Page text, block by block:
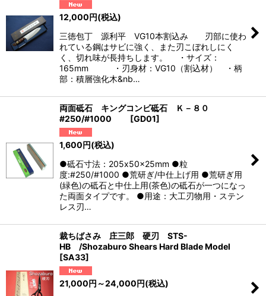
12,000円(税込)
三徳包丁 源利平 VG10本割込み 刃部に使わ
れている鋼はサビに強く、また刃こぼれしにく
く、切れ味が長持ちします。 ・サイズ：
165mm ・刃身材：VG10（割込材） ・柄
部：積層強化木&nb…
両面砥石 キングコンビ砥石 Ｋ－８０
#250/#1000
[GD01]
1,600円(税込)
●砥石寸法：205x50x25mm ●粒
度:#250/#1000 ●荒研ぎ/中仕上げ用 ●荒研ぎ用
(緑色)の砥石と中仕上用(茶色)の砥石が一つになっ
た両面タイプです。 ●用途：大工刃物用・ステン
レス刃…
裁ちばさみ 庄三郎 硬刃 STS-
HB /Shozaburo Shears Hard Blade Model
[SA33]
21,000円 ～24,000円(税込)